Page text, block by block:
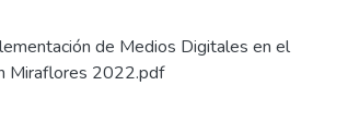
de Medios Digitales en el
Miraflores 2022.pdf